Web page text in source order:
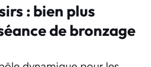
: bien plus
de bronzage